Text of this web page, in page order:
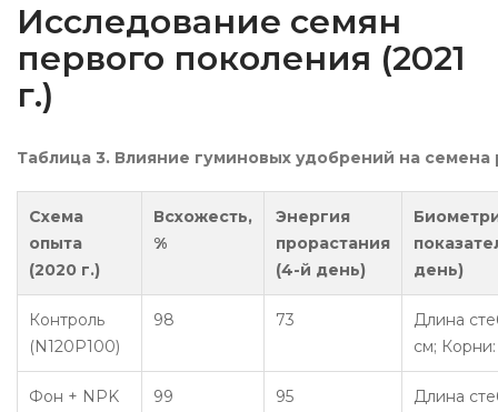
Исследование семян
первого поколения (2021
г.)
Таблица 3. Влияние гуминовых удобрений на семена
Схема
опыта
(2020 г.)
Всхожесть,
%
Энергия
прорастания
(4-й день)
день)
Контроль
(N120P100)
98 73
Длина
см;
Фон + NPK
99 95
Длина